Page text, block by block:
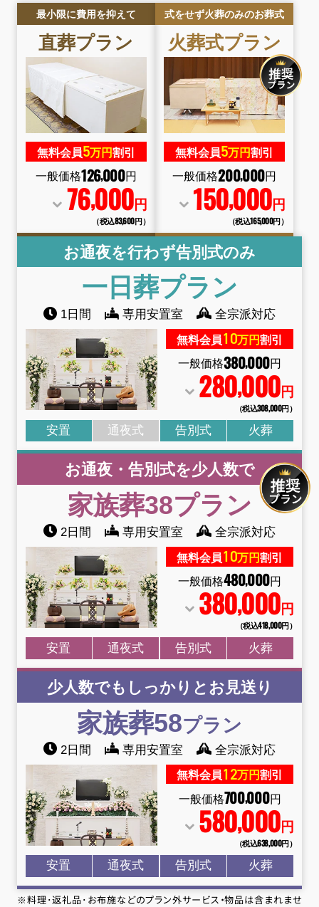
最小限に費用を抑えて
直葬プラン
無料会員5万円割引
一般価格126,000円
76,000円
（税込83,600円）
式をせず火葬のみのお葬式
火葬式プラン
無料会員5万円割引
一般価格200,000円
150,000円
（税込165,000円）
お通夜を行わず告別式のみ
一日葬プラン
1日間 専用安置室 全宗派対応
無料会員10万円割引
一般価格380,000円
280,000円
（税込308,000円）
安置 通夜式 告別式 火葬
お通夜・告別式を少人数で
家族葬38プラン
2日間 専用安置室 全宗派対応
無料会員10万円割引
一般価格480,000円
380,000円
（税込418,000円）
安置 通夜式 告別式 火葬
少人数でもしっかりとお見送り
家族葬58プラン
2日間 専用安置室 全宗派対応
無料会員12万円割引
一般価格700,000円
580,000円
（税込638,000円）
安置 通夜式 告別式 火葬
※料理･返礼品･お布施などのプラン外サービス・物品は含まれませ